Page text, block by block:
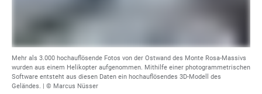
Mehr als 3.000 hochauflösende Fotos von der Ostwand des Monte Rosa-Massivs
wurden aus einem Helikopter aufgenommen. Mithilfe einer photogrammetrischen
Software entsteht aus diesen Daten ein hochauflösendes 3D-Modell des
Geländes. | © Marcus Nüsser